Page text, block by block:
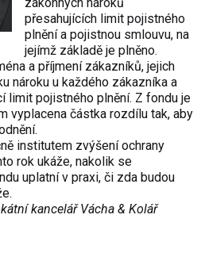
přesahujících limit pojistného
plnění a pojistnou smlouvu, na
jejímž základě je plněno.
a příjmení zákazníků, jejich
nároku u každého zákazníka a
limit pojistného plnění. Z fondu je
vyplacena částka rozdílu tak, aby
institutem zvýšení ochrany
rok ukáže, nakolik se
uplatní v praxi, či zda budou
kancelář Vácha & Kolář